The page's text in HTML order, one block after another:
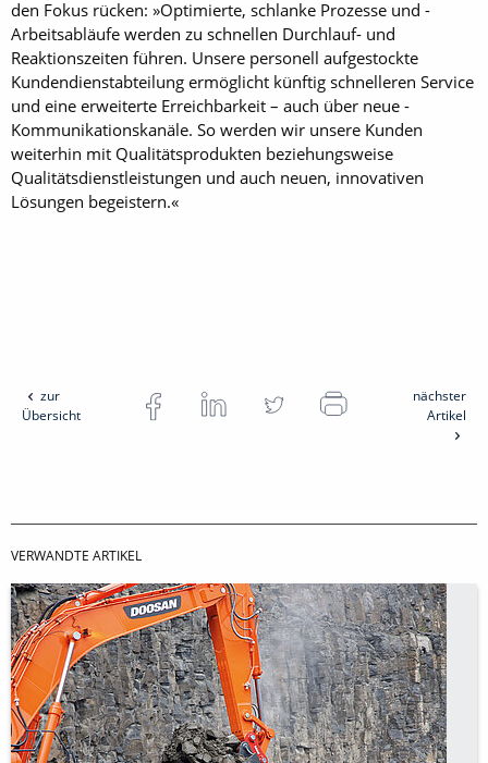
den Fokus rücken: »Optimierte, schlanke Prozesse und ­
Arbeitsabläufe werden zu schnellen Durchlauf- und
Reaktions­zeiten führen. ­Unsere personell aufgestockte
Kundendienstabteilung ­ermöglicht künftig schnelleren Service
und eine erweiterte ­Erreichbarkeit – auch über neue ­
Kommunikationskanäle. So werden wir unsere Kunden
weiterhin mit Qualitätsprodukten beziehungsweise
Qualitätsdienst­leistungen und auch neuen, innovativen
Lösungen begeistern.«
zur
Übersicht
nächster
Artikel
VERWANDTE ARTIKEL